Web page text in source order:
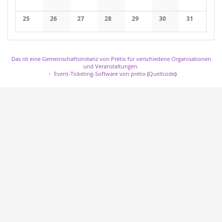
Keine Veranstaltungen
Keine Veranstaltungen
Keine Veranstaltungen
Keine Veranstaltungen
Keine Veranstaltungen
Keine Keine
25
Keine Veranstaltungen
26
Keine Veranstaltungen
27
Keine Veranstaltungen
28
Keine Veranstaltungen
29
Keine Veranstaltungen
30
Keine
31
Keine
Das ist eine Gemeinschaftsinstanz von Pretix für verschiedene Organisationen
und Veranstaltungen.
Event-Ticketing-Software von pretix(Quellcode)